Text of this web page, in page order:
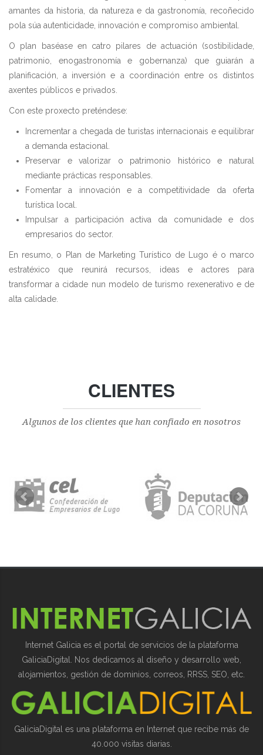
amantes da historia, da natureza e da gastronomía, recoñecido
pola súa autenticidade, innovación e compromiso ambiental.
O plan baséase en catro pilares de actuación (sostibilidade,
patrimonio, enogastronomía e gobernanza) que guiarán a
planificación, a inversión e a coordinación entre os distintos
axentes públicos e privados.
Con este proxecto preténdese:
Incrementar a chegada de turistas internacionais e equilibrar
a demanda estacional.
Preservar e valorizar o patrimonio histórico e natural
mediante prácticas responsables.
Fomentar a innovación e a competitividade da oferta
turística local.
Impulsar a participación activa da comunidade e dos
empresarios do sector.
En resumo, o Plan de Marketing Turístico de Lugo é o marco
estratéxico que reunirá recursos, ideas e actores para
transformar a cidade nun modelo de turismo rexenerativo e de
alta calidade.
CLIENTES
Algunos de los clientes que han confiado en nosotros
Internet Galicia es el portal de servicios de la plataforma
GaliciaDigital. Nos dedicamos al diseño y desarrollo web,
alojamientos, gestión de dominios, correos, RRSS, SEO, etc.
GaliciaDigital es una plataforma en Internet que recibe más de
40.000 visitas diarias.